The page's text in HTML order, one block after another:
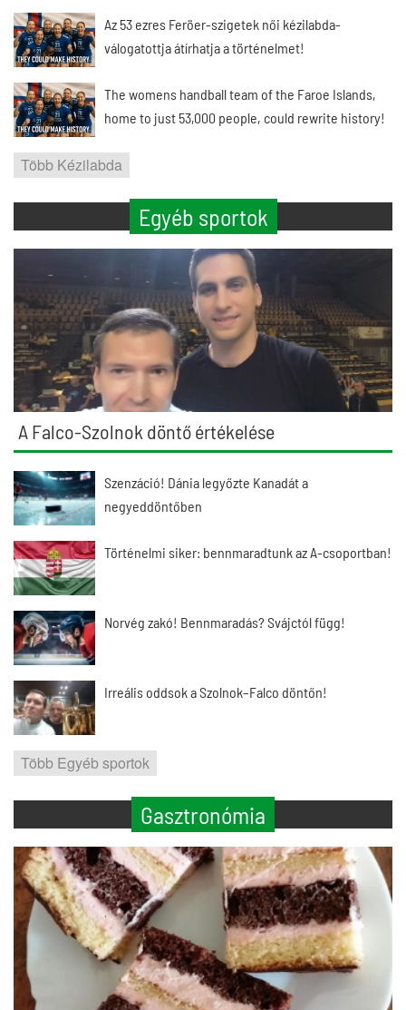
Az 53 ezres Feröer-szigetek női kézilabda-
válogatottja átírhatja a történelmet!
The womens handball team of the Faroe Islands,
home to just 53,000 people, could rewrite history!
Több Kézilabda
Egyéb sportok
A Falco-Szolnok döntő értékelése
Szenzáció! Dánia legyőzte Kanadát a
negyeddöntőben
Történelmi siker: bennmaradtunk az A-csoportban!
Norvég zakó! Bennmaradás? Svájctól függ!
Irreális oddsok a Szolnok–Falco döntőn!
Több Egyéb sportok
Gasztronómia